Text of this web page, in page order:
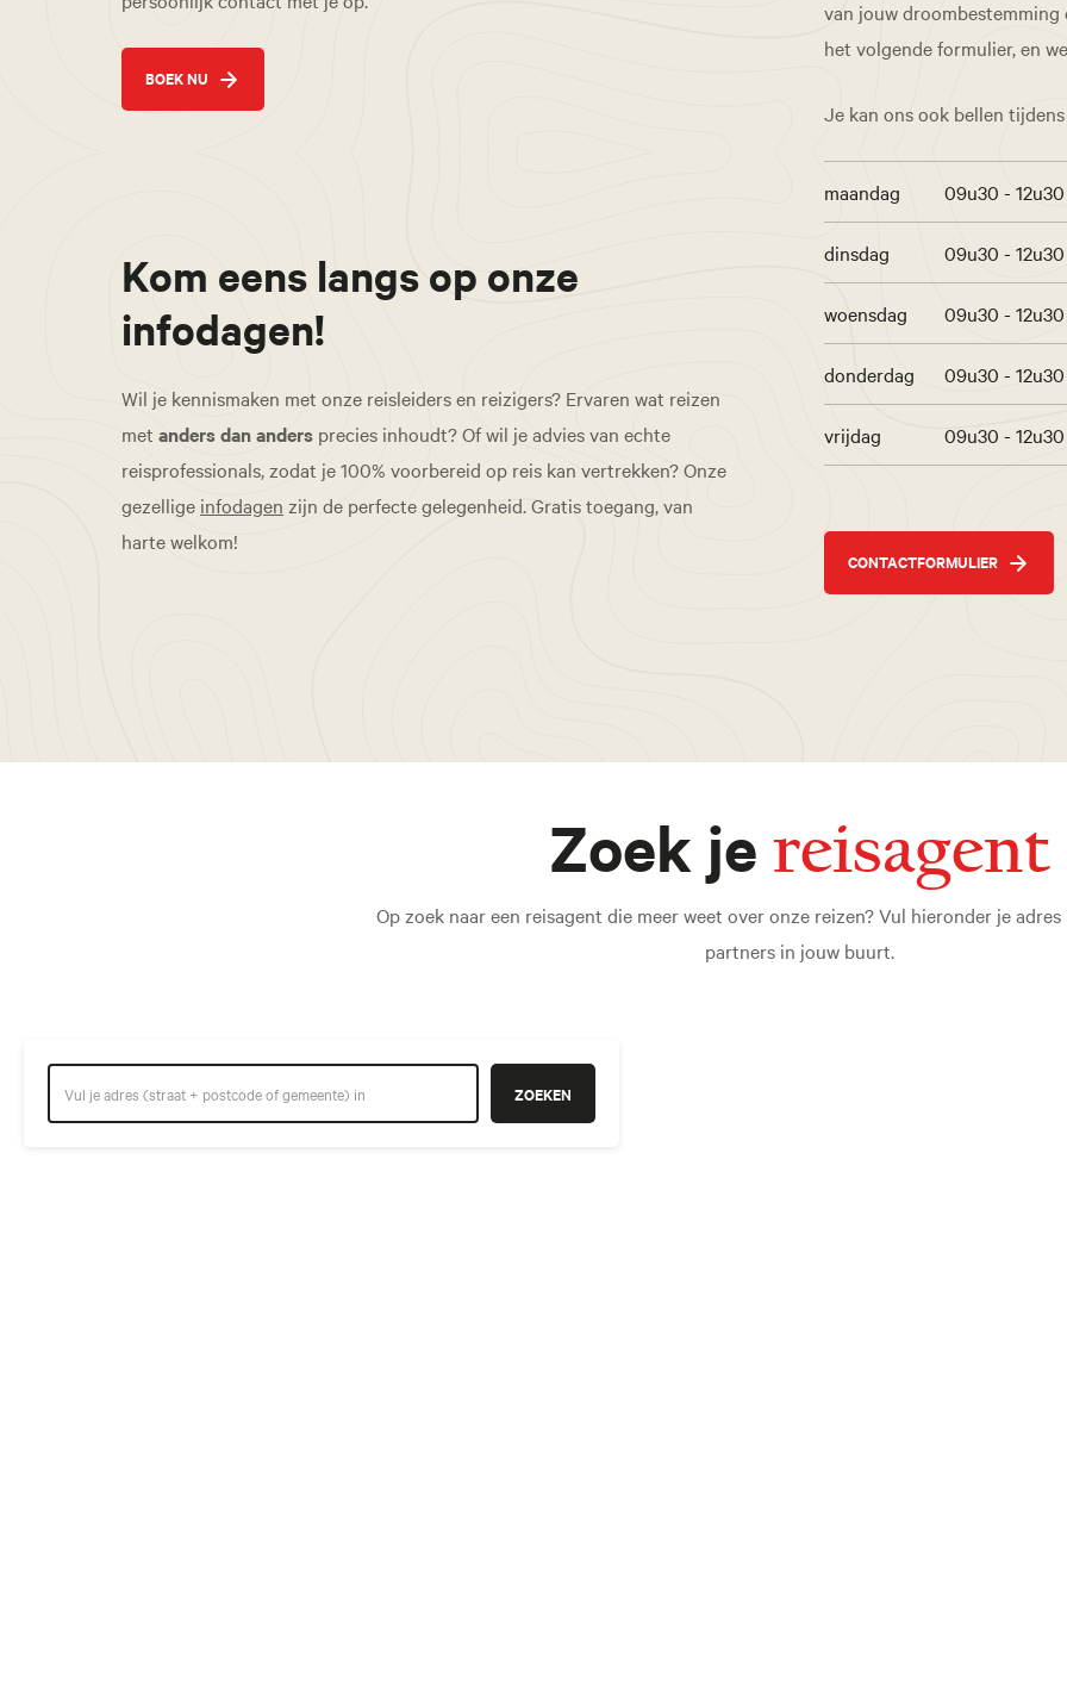
BOEK NU
Kom eens langs op onze
infodagen!
Wil je kennismaken met onze reisleiders en reizigers? Ervaren wat reizen
met anders dan anders precies inhoudt? Of wil je advies van echte
reisprofessionals, zodat je 100% voorbereid op reis kan vertrekken? Onze
gezellige infodagen zijn de perfecte gelegenheid. Gratis toegang, van
harte welkom!
van jouw droombestemming
het volgende formulier, en
Je kan ons ook bellen
maandag 09u30 -
dinsdag 09u30 -
woensdag 09u30 -
donderdag 09u30 -
vrijdag 09u30 -
CONTACTFORMULIER
Zoek je reisagent
Op zoek naar een reisagent die meer weet over onze reizen? Vul hieronder je
partners in jouw buurt.